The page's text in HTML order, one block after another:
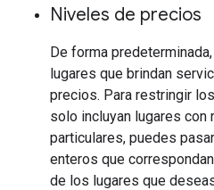
Niveles de precios
De forma
lugares que brindan
precios. Para restringir
solo incluyan lugares
particulares, puedes
enteros que
de los lugares que